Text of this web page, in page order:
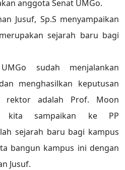
anggota Senat UMGo.
Jusuf, Sp.S menyampaikan
sejarah baru bagi
sudah menjalankan
menghasilkan keputusan
rektor adalah Prof. Moon
kita sampaikan ke PP
sejarah baru bagi kampus
bangun kampus ini dengan
Jusuf.